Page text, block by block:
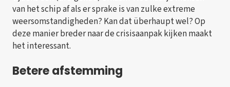
van het schip af als er sprake is van zulke extreme
weersomstandigheden? Kan dat überhaupt wel? Op
deze manier breder naar de crisisaanpak kijken maakt
het interessant.
Betere afstemming